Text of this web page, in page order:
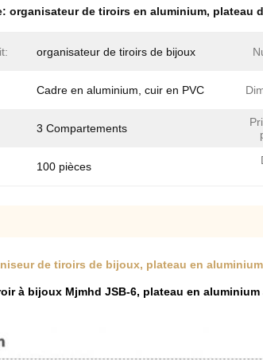
organisateur de tiroirs en aluminium, plateau
organisateur de tiroirs de bijoux
Cadre en aluminium, cuir en PVC
3 Compartements
100 pièces
de tiroirs de bijoux, plateau en
à bijoux Mjmhd JSB-6, plateau en